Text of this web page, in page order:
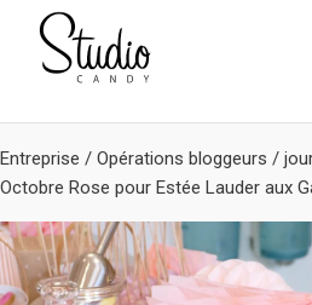
Entreprise / Opérations bloggeurs /
Octobre Rose pour Estée Lauder aux